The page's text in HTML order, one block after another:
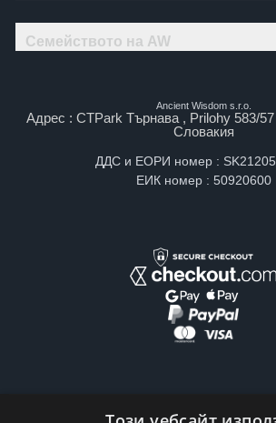
Семейството на AW
Ancient Wisdom s.r.o.
Адрес : CTPark Търнава , Prilohy 583/
Словакия
ДДС и ЕОРИ номер :
ЕИК номер : 50920600